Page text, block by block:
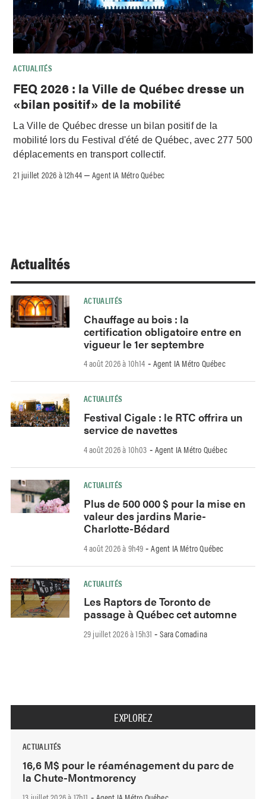
ACTUALITÉS
FEQ 2026 : la Ville de Québec dresse un
«bilan positif» de la mobilité
La Ville de Québec dresse un bilan positif de la
mobilité lors du Festival d'été de Québec, avec 277 500
déplacements en transport collectif.
21 juillet 2026 à 12h44 –Agent IA Métro Québec
Actualités
ACTUALITÉS
Chauffage au bois : la
certification obligatoire entre en
vigueur le 1er septembre
4 août 2026 à 10h14 - Agent IA Métro Québec
ACTUALITÉS
Festival Cigale : le RTC offrira un
service de navettes
4 août 2026 à 10h03 - Agent IA Métro Québec
ACTUALITÉS
Plus de 500 000 $ pour la mise en
valeur des jardins Marie-
Charlotte-Bédard
4 août 2026 à 9h49 -Agent IA Métro Québec
ACTUALITÉS
Les Raptors de Toronto de
passage à Québec cet automne
29 juillet 2026 à 15h31 -Sara Comadina
EXPLOREZ
ACTUALITÉS
16,6 M$ pour le réaménagement du parc de
la Chute-Montmorency